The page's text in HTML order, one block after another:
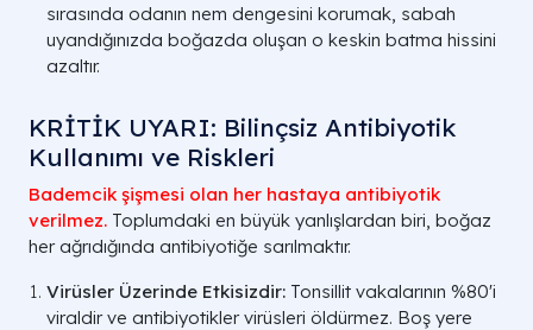
sırasında odanın nem dengesini korumak, sabah
uyandığınızda boğazda oluşan o keskin batma hissini
azaltır.
KRİTİK UYARI: Bilinçsiz Antibiyotik
Kullanımı ve Riskleri
Bademcik şişmesi olan her hastaya antibiyotik
verilmez. Toplumdaki en büyük yanlışlardan biri, boğaz
her ağrıdığında antibiyotiğe sarılmaktır.
Virüsler Üzerinde Etkisizdir: Tonsillit vakalarının %80'i
viraldir ve antibiyotikler virüsleri öldürmez. Boş yere